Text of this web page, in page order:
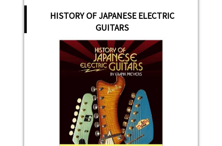
HISTORY OF JAPANESE ELECTRIC
GUITARS